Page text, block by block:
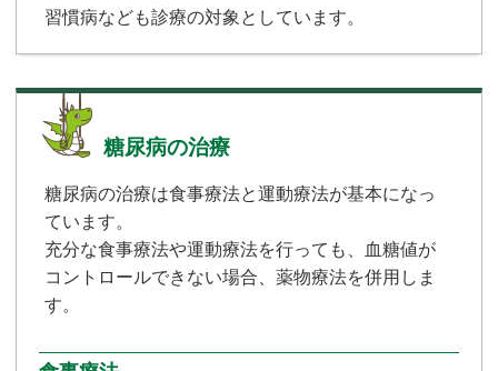
習慣病なども診療の対象としています。
糖尿病の治療
糖尿病の治療は食事療法と運動療法が基本になっ
ています。
充分な食事療法や運動療法を行っても、血糖値が
コントロールできない場合、薬物療法を併用しま
す。